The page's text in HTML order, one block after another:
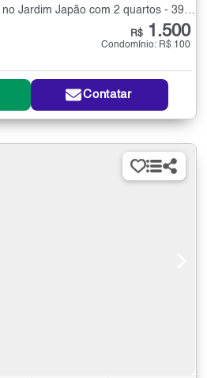
Apartamento para Alugar no Jardim Japão com 2 quartos - 39 m²
R$ 1.500
Condomínio: R$ 100
Contatar